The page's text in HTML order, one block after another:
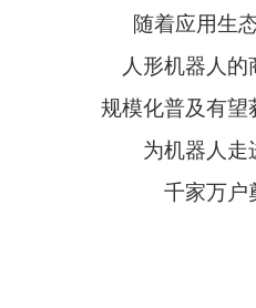
随着应用生
人形机器人
规模化普及有望
为机器人走
千家万户